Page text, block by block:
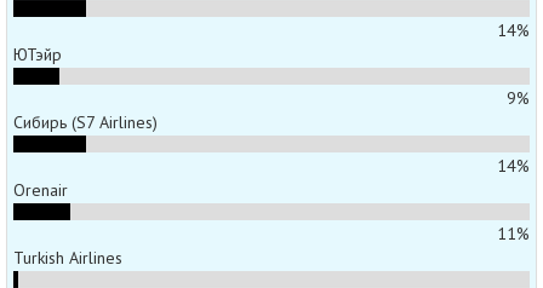
14%
ЮТэйр
9%
Сибирь (S7 Airlines)
14%
Orenair
11%
Turkish Airlines